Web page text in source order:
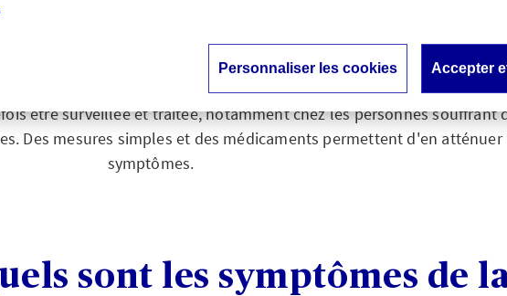
bronchite aiguë
aiguë s'avère généralement bénigne et ne provoque qu'une
être surveillée et traitée, notamment chez les personnes souffrant
Des mesures simples et des médicaments permettent d'en atténuer
symptômes.
sont les symptômes de
Personnaliser les cookies Accepter